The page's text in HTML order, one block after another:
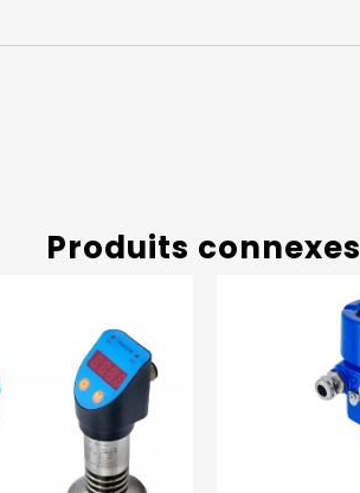
Produits connexes